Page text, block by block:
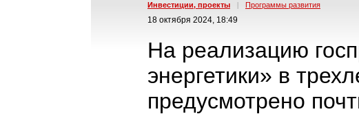
Инвестиции, проекты | Программы развития
18 октября 2024, 18:49
На реализацию
энергетики» в
предусмотрено